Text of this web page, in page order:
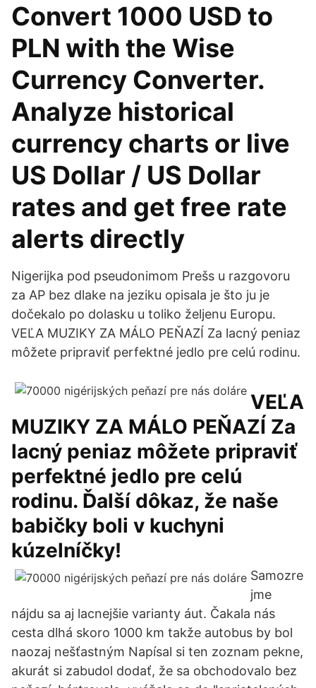
Convert 1000 USD to
PLN with the Wise
Currency Converter.
Analyze historical
currency charts or live
US Dollar / US Dollar
rates and get free rate
alerts directly
Nigerijka pod pseudonimom Prešs u razgovoru
za AP bez dlake na jeziku opisala je što ju je
dočekalo po dolasku u toliko željenu Europu.
VEĽA MUZIKY ZA MÁLO PEŇAZÍ Za lacný peniaz
môžete pripraviť perfektné jedlo pre celú rodinu.
VEĽA
MUZIKY ZA MÁLO PEŇAZÍ Za
lacný peniaz môžete pripraviť
perfektné jedlo pre celú
rodinu. Ďalší dôkaz, že naše
babičky boli v kuchyni
kúzelníčky!
Samozre
jme
nájdu sa aj lacnejšie varianty áut. Čakala nás
cesta dlhá skoro 1000 km takže autobus by bol
naozaj nešťastným Napísal si ten zoznam pekne,
akurát si zabudol dodať, že sa obchodovalo bez